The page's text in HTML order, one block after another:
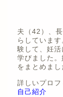
夫（42）、
らしていま
験して、妊
学びました
をまとめまし
詳しいプロ
自己紹介